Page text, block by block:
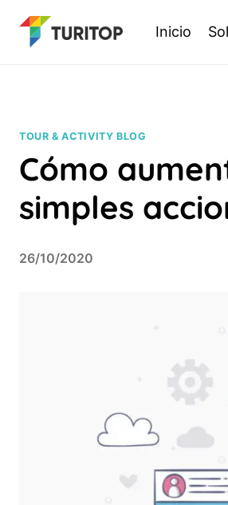
Inicio
TOUR & ACTIVITY BLOG
Cómo
simples
26/10/2020